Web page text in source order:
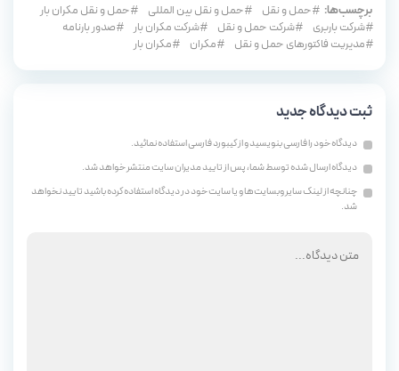
برچسب‌ها: حمل و نقل حمل و نقل بین المللی
حمل و نقل مکران بار
شرکت باربری
شرکت حمل و نقل شرکت مکران بار
صدور بارنامه
مدیریت فاکتورهای حمل و نقل
مکران مکران بار
ثبت دیدگاه جدید
دیدگاه خود را فارسی بنویسید و از کیبورد فارسی استفاده نمائید.
دیدگاه ارسال شده توسط شما، پس از تایید مدیران سایت منتشر خواهد شد.
چنانچه از لینک سایر وبسایت‌ها و یا سایت خود در دیدگاه استفاده کرده باشید تایید نخواهد
شد.